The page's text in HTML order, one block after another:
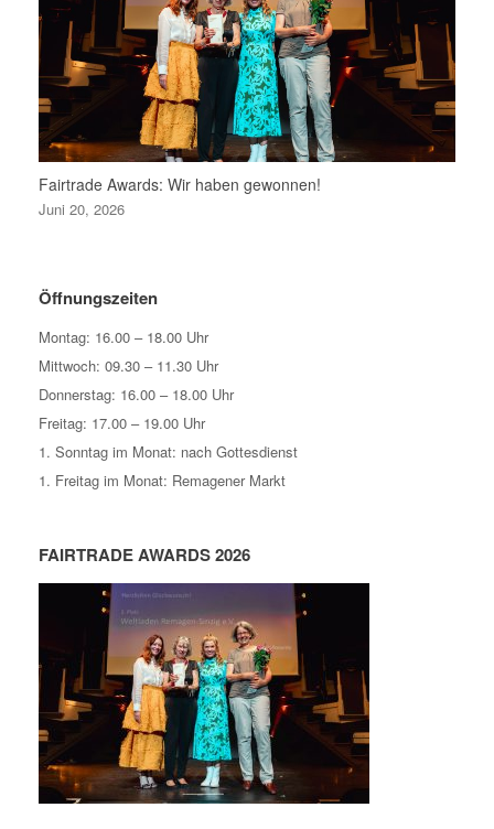
Fairtrade Awards: Wir haben gewonnen!
Juni 20, 2026
Öffnungszeiten
Montag: 16.00 – 18.00 Uhr
Mittwoch: 09.30 – 11.30 Uhr
Donnerstag: 16.00 – 18.00 Uhr
Freitag: 17.00 – 19.00 Uhr
1. Sonntag im Monat: nach Gottesdienst
1. Freitag im Monat: Remagener Markt
FAIRTRADE AWARDS 2026